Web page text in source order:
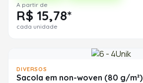
A partir de
R$ 15,78*
cada unidade
DIVERSOS
Sacola em non-woven (80 g/m²)